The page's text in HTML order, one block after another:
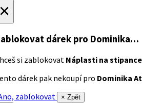
dárek pro Dominika…
si zablokovat Náplasti na stipance
dárek pak nekoupí pro Dominika
zablokovat
× Zpět